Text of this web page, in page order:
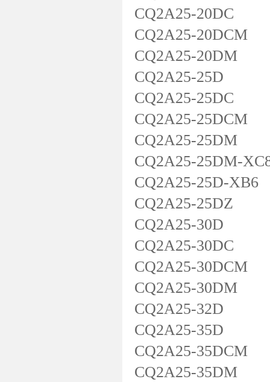
CQ2A25-20DC
CQ2A25-20DCM
CQ2A25-20DM
CQ2A25-25D
CQ2A25-25DC
CQ2A25-25DCM
CQ2A25-25DM
CQ2A25-25DM-
CQ2A25-25D-XB6
CQ2A25-25DZ
CQ2A25-30D
CQ2A25-30DC
CQ2A25-30DCM
CQ2A25-30DM
CQ2A25-32D
CQ2A25-35D
CQ2A25-35DCM
CQ2A25-35DM